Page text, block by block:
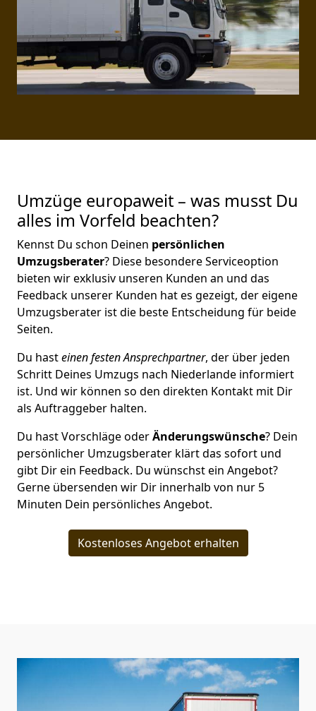
Umzüge europaweit – was musst Du
alles im Vorfeld beachten?
Kennst Du schon Deinen persönlichen
Umzugsberater? Diese besondere Serviceoption
bieten wir exklusiv unseren Kunden an und das
Feedback unserer Kunden hat es gezeigt, der eigene
Umzugsberater ist die beste Entscheidung für beide
Seiten.
Du hasteinen festen Ansprechpartner, der über jeden
Schritt Deines Umzugs nach Niederlande informiert
ist. Und wir können so den direkten Kontakt mit Dir
als Auftraggeber halten.
Du hast Vorschläge oderÄnderungswünsche? Dein
persönlicher Umzugsberater klärt das sofort und
gibt Dir ein Feedback. Du wünschst ein Angebot?
Gerne übersenden wir Dir innerhalb von nur 5
Minuten Dein persönliches Angebot.
Kostenloses Angebot erhalten